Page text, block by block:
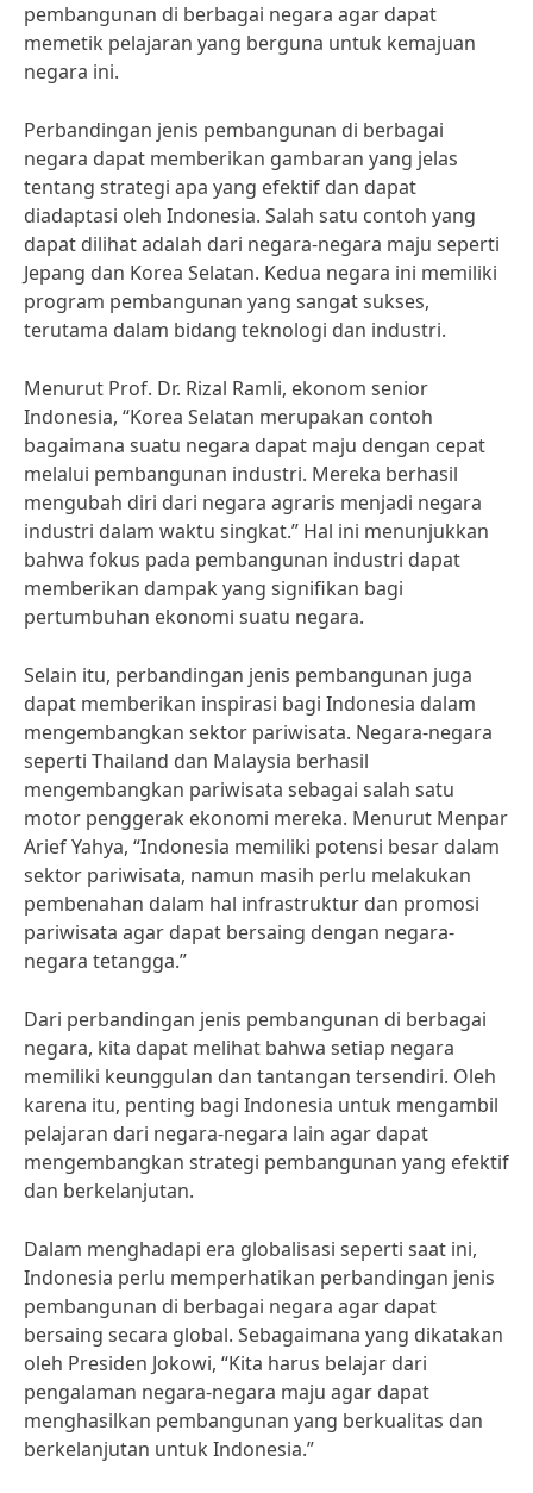
pembangunan di berbagai negara agar dapat
memetik pelajaran yang berguna untuk kemajuan
negara ini.
Perbandingan jenis pembangunan di berbagai
negara dapat memberikan gambaran yang jelas
tentang strategi apa yang efektif dan dapat
diadaptasi oleh Indonesia. Salah satu contoh yang
dapat dilihat adalah dari negara-negara maju seperti
Jepang dan Korea Selatan. Kedua negara ini memiliki
program pembangunan yang sangat sukses,
terutama dalam bidang teknologi dan industri.
Menurut Prof. Dr. Rizal Ramli, ekonom senior
Indonesia, “Korea Selatan merupakan contoh
bagaimana suatu negara dapat maju dengan cepat
melalui pembangunan industri. Mereka berhasil
mengubah diri dari negara agraris menjadi negara
industri dalam waktu singkat.” Hal ini menunjukkan
bahwa fokus pada pembangunan industri dapat
memberikan dampak yang signifikan bagi
pertumbuhan ekonomi suatu negara.
Selain itu, perbandingan jenis pembangunan juga
dapat memberikan inspirasi bagi Indonesia dalam
mengembangkan sektor pariwisata. Negara-negara
seperti Thailand dan Malaysia berhasil
mengembangkan pariwisata sebagai salah satu
motor penggerak ekonomi mereka. Menurut Menpar
Arief Yahya, “Indonesia memiliki potensi besar dalam
sektor pariwisata, namun masih perlu melakukan
pembenahan dalam hal infrastruktur dan promosi
pariwisata agar dapat bersaing dengan negara-
negara tetangga.”
Dari perbandingan jenis pembangunan di berbagai
negara, kita dapat melihat bahwa setiap negara
memiliki keunggulan dan tantangan tersendiri. Oleh
karena itu, penting bagi Indonesia untuk mengambil
pelajaran dari negara-negara lain agar dapat
mengembangkan strategi pembangunan yang efektif
dan berkelanjutan.
Dalam menghadapi era globalisasi seperti saat ini,
Indonesia perlu memperhatikan perbandingan jenis
pembangunan di berbagai negara agar dapat
bersaing secara global. Sebagaimana yang dikatakan
oleh Presiden Jokowi, “Kita harus belajar dari
pengalaman negara-negara maju agar dapat
menghasilkan pembangunan yang berkualitas dan
berkelanjutan untuk Indonesia.”